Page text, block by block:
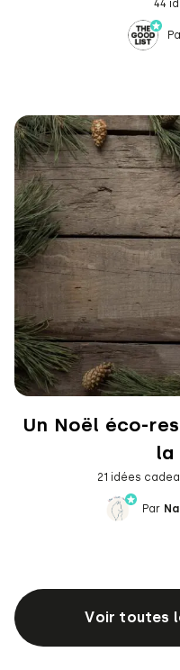
44
Un Noël éco-
la
21 idées
Par
Voir toutes